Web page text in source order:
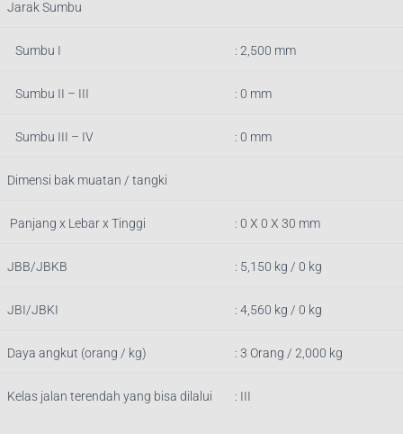
Jarak Sumbu
Sumbu I : 2,500 mm
Sumbu II – III : 0 mm
Sumbu III – IV : 0 mm
Dimensi bak muatan / tangki
Panjang x Lebar x Tinggi : 0 X 0 X 30 mm
JBB/JBKB : 5,150 kg / 0 kg
JBI/JBKI : 4,560 kg / 0 kg
Daya angkut (orang / kg) : 3 Orang / 2,000 kg
Kelas jalan terendah yang bisa dilalui : III